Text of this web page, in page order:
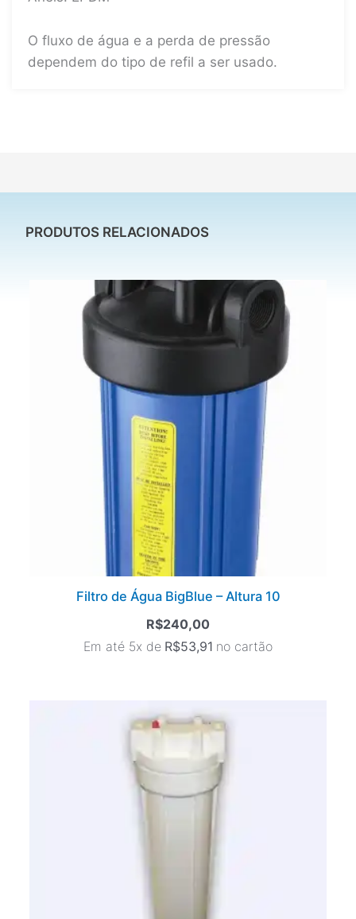
O fluxo de água e a perda de pressão
dependem do tipo de refil a ser usado.
PRODUTOS RELACIONADOS
Filtro de Água BigBlue – Altura 10
R$240,00
Em até 5x de R$53,91 no cartão